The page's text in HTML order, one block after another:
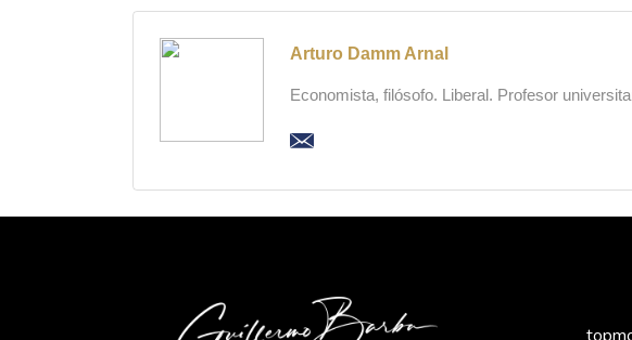
Arturo Damm Arnal
Economista, filósofo. Liberal. Profesor